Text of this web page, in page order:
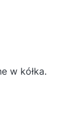
w kółka.